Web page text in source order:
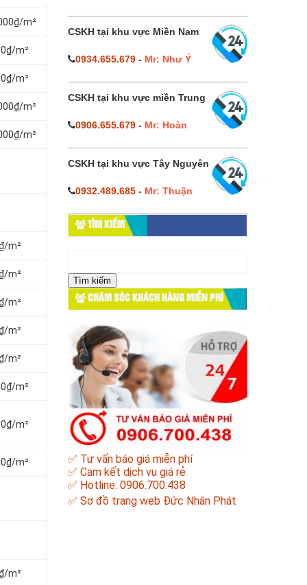
m²
m²
m²
m²
m²
m²
m²
m²
m²
m²
m²
m²
m²
m²
CSKH tại khu vực Miền Nam
0934.655.679- Mr: Như Ý
CSKH tại khu vực miền Trung
0906.655.679- Mr: Hoàn
CSKH tại khu vực Tây Nguyên
0932.489.685- Mr: Thuận
TÌM KIẾM
cho:
CHĂM SÓC KHÁCH HÀNG MIỄN PHÍ
✅ Tư vấn báo giá miễn phí
✅ Cam kết dịch vụ giá rẻ
✅ Hotline: 0906.700.438
✅ Sơ đồ trang web Đức Nhân Phát